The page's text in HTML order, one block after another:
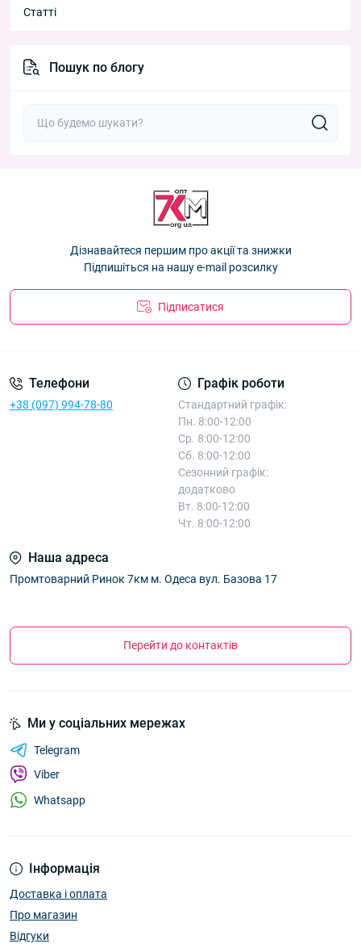
Статті
Пошук по блогу
Дізнавайтеся першим про акції та знижки
Підпишіться на нашу e-mail розсилку
Підписатися
Телефони
+38 (097) 994-78-80
Графік роботи
Стандартний графік:
Пн. 8:00-12:00
Ср. 8:00-12:00
Сб. 8:00-12:00
Сезонний графік:
додатково
Вт. 8:00-12:00
Чт. 8:00-12:00
Наша адреса
Промтоварний Ринок 7км м. Одеса вул. Базова 17
Перейти до контактів
Інформація
Доставка і оплата
Про магазин
Відгуки
Ми у соціальних мережах
Telegram
Viber
Whatsapp